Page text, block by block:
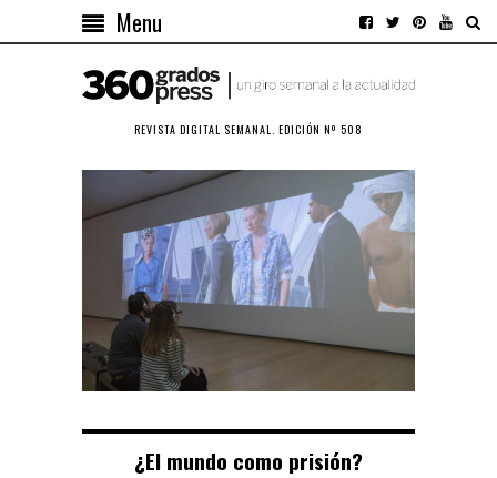
Menu
REVISTA DIGITAL SEMANAL. EDICIÓN Nº 508
¿El mundo como prisión?